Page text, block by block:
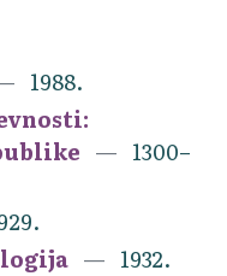
1988.
1300–
1932.